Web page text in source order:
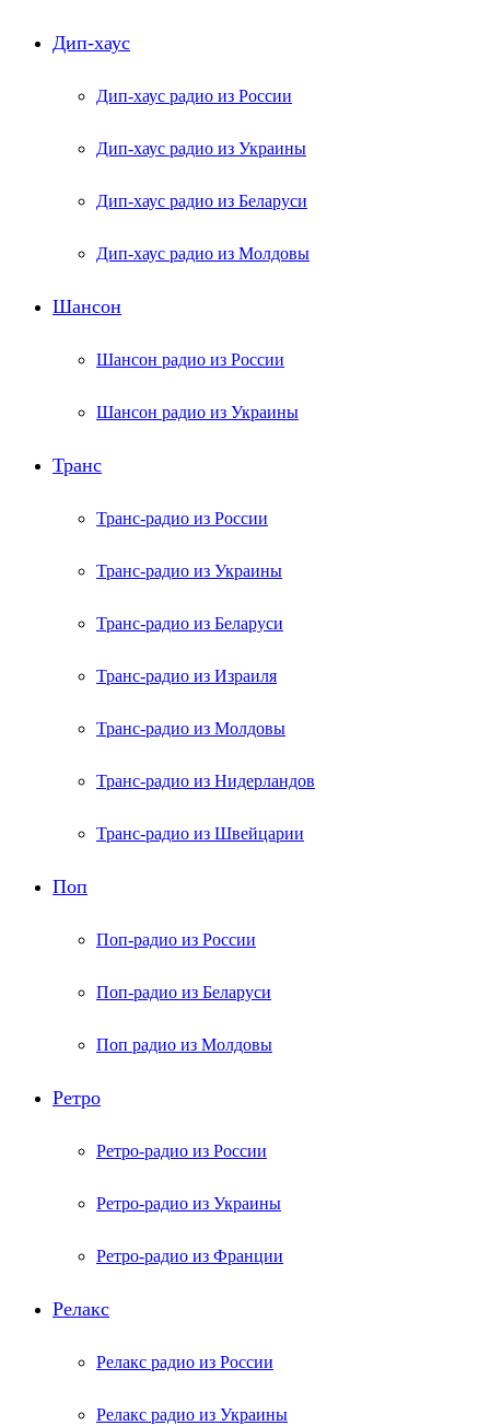
Дип-хаус
Дип-хаус радио из России
Дип-хаус радио из Украины
Дип-хаус радио из Беларуси
Дип-хаус радио из Молдовы
Шансон
Шансон радио из России
Шансон радио из Украины
Транс
Транс-радио из России
Транс-радио из Украины
Транс-радио из Беларуси
Транс-радио из Израиля
Транс-радио из Молдовы
Транс-радио из Нидерландов
Транс-радио из Швейцарии
Поп
Поп-радио из России
Поп-радио из Беларуси
Поп радио из Молдовы
Ретро
Ретро-радио из России
Ретро-радио из Украины
Ретро-радио из Франции
Релакс
Релакс радио из России
Релакс радио из Украины